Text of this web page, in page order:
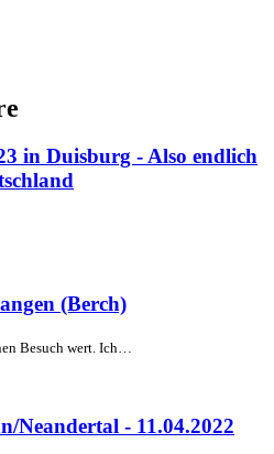
in Duisburg - Also endlich
(Berch)
Besuch wert. Ich…
Neandertal - 11.04.2022